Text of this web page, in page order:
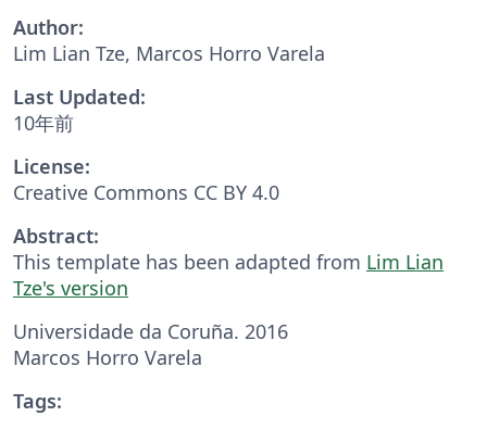
Author:
Lim Lian Tze, Marcos Horro Varela
Last Updated:
10年前
License:
Creative Commons CC BY 4.0
Abstract:
This template has been adapted from Lim Lian
Tze's version
Universidade da Coruña. 2016
Marcos Horro Varela
Tags: